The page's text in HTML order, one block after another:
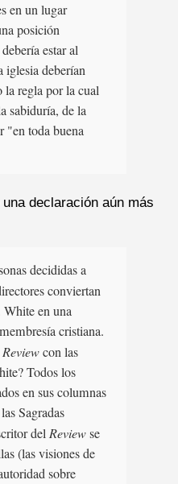
en un lugar
posición
estar al
iglesia deberían
la regla por la cual
sabiduría, de la
"en toda buena
declaración aún más
decididas a
conviertan
White en una
cristiana.
Reviewcon las
Todos los
en sus columnas
Sagradas
del Reviewse
(las visiones de
sobre